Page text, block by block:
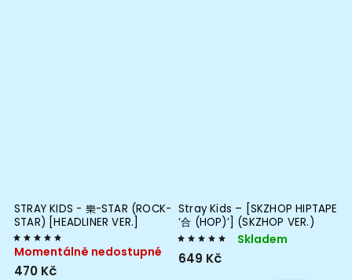
STRAY KIDS - 樂-STAR (ROCK-
STAR) [HEADLINER VER.]
ALBUM
Momentálně nedostupné
470 Kč
Stray Kids – [SKZHOP HIPTAPE
‘合 (HOP)’] (SKZHOP VER.)
Skladem
649 Kč